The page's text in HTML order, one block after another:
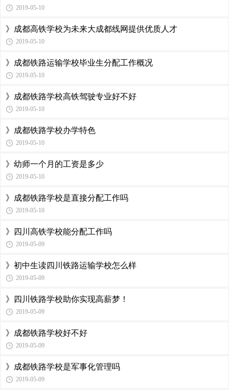
2019-05-10
》成都高铁学校为未来大成都线网提供优质人才
2019-05-10
》成都铁路运输学校毕业生分配工作概况
2019-05-10
》成都铁路学校高铁驾驶专业好不好
2019-05-10
》成都铁路学校办学特色
2019-05-10
》幼师一个月的工资是多少
2019-05-10
》成都铁路学校是直接分配工作吗
2019-05-10
》四川高铁学校能分配工作吗
2019-05-09
》初中生读四川铁路运输学校怎么样
2019-05-09
》四川铁路学校助你实现高薪梦！
2019-05-09
》成都铁路学校好不好
2019-05-09
》成都铁路学校是军事化管理吗
2019-05-09